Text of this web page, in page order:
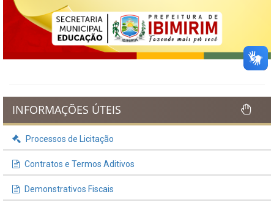
INFORMAÇÕES ÚTEIS
Processos de Licitação
Contratos e Termos Aditivos
Demonstrativos Fiscais